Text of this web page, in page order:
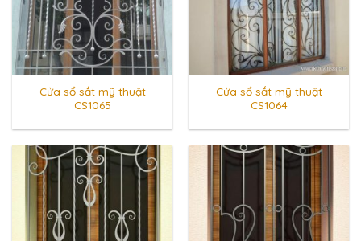
Cửa sổ sắt mỹ thuật
CS1065
Cửa sổ sắt mỹ thuật
CS1064